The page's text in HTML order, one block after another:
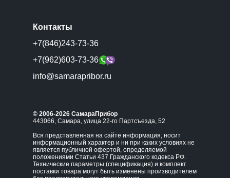
Контакты
+7(846)243-73-36
+7(962)603-73-36
info@samarapribor.ru
© 2006-2026 СамараПрибор
443066, Самара, улица 22-го Партсъезда, 52
Вся представленная на сайте информация, носит
информационный характер и ни при каких условиях не
является публичной офертой, определяемой
положениями Статьи 437 Гражданского кодекса РФ.
Технические параметры (спецификация) и комплект
поставки товара могут быть изменены производителем